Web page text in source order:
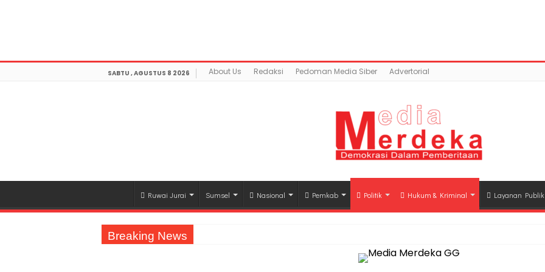
SABTU , AGUSTUS 8 2026 About Us Redaksi Pedoman Media Siber Advertorial
Ruwai Jurai Sumsel Nasional Pemkab Politik Hukum & Kriminal Layanan Publik
Breaking News
Jasa Raharja Serahkan Santunan kepada Ahli Waris Korban Kebakaran KM Mutiara Sentosa II